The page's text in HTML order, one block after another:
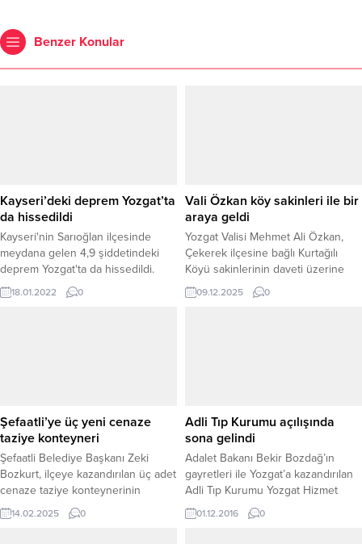
Benzer Konular
Kayseri’deki deprem Yozgat’ta
da hissedildi
Kayseri'nin Sarıoğlan ilçesinde
meydana gelen 4,9 şiddetindeki
deprem Yozgat'ta da hissedildi.
18.01.2022 0
Vali Özkan köy sakinleri ile bir
araya geldi
Yozgat Valisi Mehmet Ali Özkan,
Çekerek ilçesine bağlı Kurtağılı
Köyü sakinlerinin daveti üzerine
köyü ziyaret ederek, İl Özel İdaresi
tarafından tamamlanan içme suyu
Kolektör sistemi, Terfi...
09.12.2025 0
Şefaatli’ye üç yeni cenaze
taziye konteyneri
Şefaatli Belediye Başkanı Zeki
Bozkurt, ilçeye kazandırılan üç adet
cenaze taziye konteynerinin
hizmete girdiğini belirtti. Başkan
Bozkurt, “Bu önemli hizmeti,
14.02.2025 0
Adli Tıp Kurumu açılışında
sona gelindi
Adalet Bakanı Bekir Bozdağ’ın
gayretleri ile Yozgat’a kazandırılan
Adli Tıp Kurumu Yozgat Hizmet
Binasının geçici kabulü yapıldı.
Adalet Bakanlığı Teknik İşler Daire
01.12.2016 0